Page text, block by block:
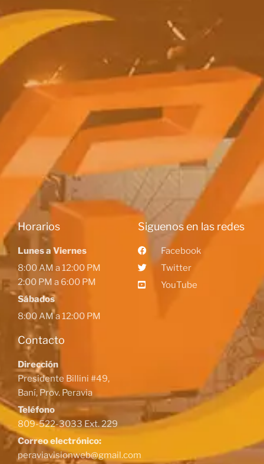
Horarios
Lunes a Viernes
8:00 AM a 12:00 PM
2:00 PM a 6:00 PM
Sábados
8:00 AM a 12:00 PM
Contacto
Dirección
Presidente Billini #49,
Baní, Prov. Peravia
Teléfono
809-522-3033 Ext. 229
Correo electrónico:
peraviavisionweb@gmail.com
Siguenos en las redes
Facebook
Twitter
YouTube